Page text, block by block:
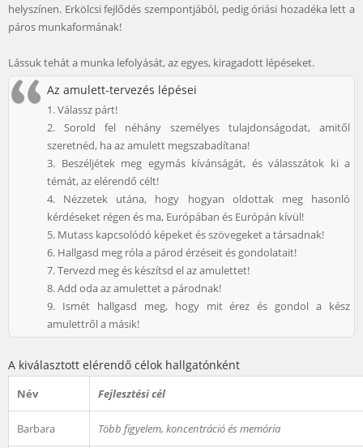
helyszínen. Erkölcsi fejlődés szempontjából, pedig óriási hozadéka lett a
páros munkaformának!
Lássuk tehát a munka lefolyását, az egyes, kiragadott lépéseket.
Az amulett-tervezés lépései
1.Válassz párt!
2.
Sorold fel néhány személyes tulajdonságodat, amitől
szeretnéd, ha az amulett megszabadítana!
3. Beszéljétek meg egymás kívánságát, és válasszátok ki a
témát, az elérendő célt!
4.
Nézzetek utána, hogy hogyan oldottak meg hasonló
kérdéseket régen és ma, Európában és Európán kívül!
5. Mutass kapcsolódó képeket és szövegeket a társadnak!
6. Hallgasd meg róla a párod érzéseit és gondolatait!
7.Tervezd meg és készítsd el az amulettet!
8.Add oda az amulettet a párodnak!
9. Ismét hallgasd meg, hogy mit érez és gondol a kész
amulettről a másik!
A kiválasztott elérendő célok hallgatónként
Név Fejlesztési cél
Barbara Több figyelem, koncentráció és memória